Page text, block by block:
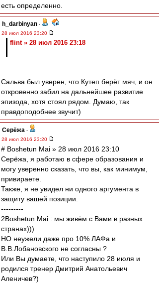
есть определенно.
h_darbinyan -
28 июл 2016 23:20
flint » 28 июл 2016 23:18
Сальва был уверен, что Кутеп берёт мяч, и он
откровенно забил на дальнейшее развитие
эпизода, хотя стоял рядом. Думаю, так
правдоподобнее звучит)
Серёжа -
28 июл 2016 23:20
# Boshetun Mai » 28 июл 2016 23:10
Серёжа, я работаю в сфере образования и
могу уверенно сказать, что вы, как минимум,
привираете.
Также, я не увидел ни одного аргумента в
защиту вашей позиции.
---------
2Boshetun Mai : мы живём с Вами в разных
странах)))
НО неужели даже про 10% ЛАФа и
В.В.Лобановского не согласны ?
Или Вы думаете, что наступило 28 июля и
родился тренер Дмитрий Анатольевич
Аленичев?)